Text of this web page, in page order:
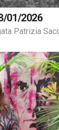
01/2026
Patrizia